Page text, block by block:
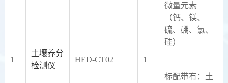
1
土壤养分
检测仪
HED-CT02 1
微量元素
（钙、镁、
硫、硼、氯、
硅）
标配带有：土